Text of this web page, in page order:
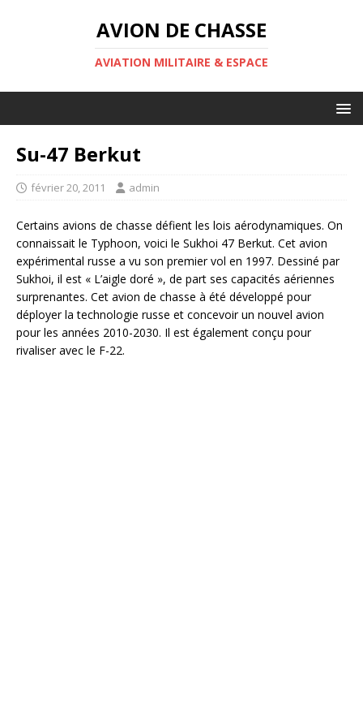
AVION DE CHASSE
AVIATION MILITAIRE & ESPACE
Su-47 Berkut
février 20, 2011 admin
Certains avions de chasse défient les lois aérodynamiques. On
connaissait le Typhoon, voici le Sukhoi 47 Berkut. Cet avion
expérimental russe a vu son premier vol en 1997. Dessiné par
Sukhoi, il est « L’aigle doré », de part ses capacités aériennes
surprenantes. Cet avion de chasse à été développé pour
déployer la technologie russe et concevoir un nouvel avion
pour les années 2010-2030. Il est également conçu pour
rivaliser avec le F-22.